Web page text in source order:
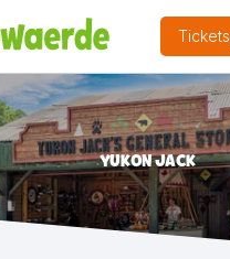
Tickets
YUKON JACK